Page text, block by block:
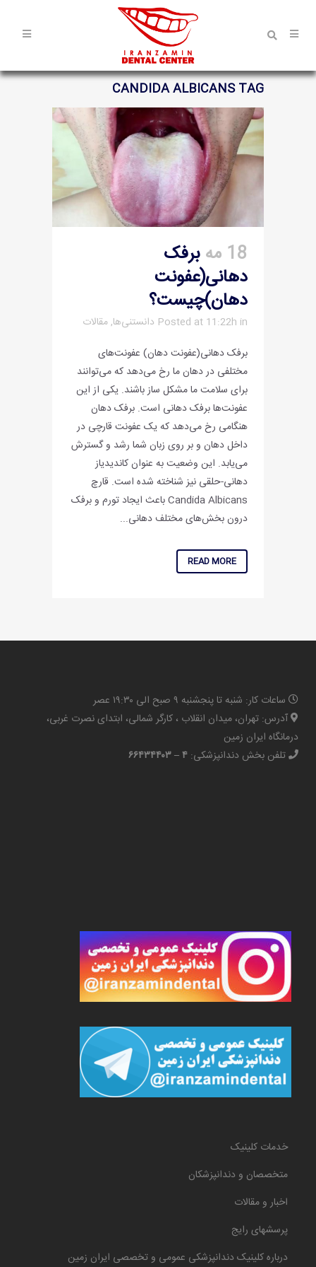
CANDIDA ALBICANS TAG
18 مه
برفک
دهانی(عفونت
دهان)چیست؟
Posted at 11:22h in دانستنی‌ها,مقالات
برفک دهانی(عفونت دهان) عفونت‌های
مختلفی در دهان ما رخ می‌دهد که می‌توانند
برای سلامت ما مشکل ساز باشند. یکی از این
عفونت‌ها برفک دهانی است. برفک دهان
هنگامی رخ می‌دهد که یک عفونت قارچی در
داخل دهان و بر روی زبان شما رشد و گسترش
می‌یابد. این وضعیت به عنوان کاندیدیاز
دهانی-حلقی نیز شناخته شده است. قارچ
Candida Albicans باعث ایجاد تورم و برفک
درون بخش‌های مختلف دهانی...
READ MORE
ساعات کار: شنبه تا پنجشنبه ۹ صبح الی ۱۹:۳۰ عصر
آدرس: تهران، میدان انقلاب ، کارگر شمالی، ابتدای نصرت غربی،
درمانگاه ایران زمین
تلفن بخش دندانپزشکی: ۴ – ۶۶۴۳۴۴۰۳
خدمات کلینیک
متخصصان و دندانپزشکان
اخبار و مقالات
پرسشهای رایج
درباره کلینیک دندانپزشکی عمومی و تخصصی ایران زمین